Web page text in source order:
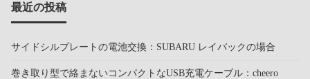
最近の投稿
サイドシルプレートの電池交換：SUBARU レイバックの場合
巻き取り型で絡まないコンパクトなUSB充電ケーブル：cheero